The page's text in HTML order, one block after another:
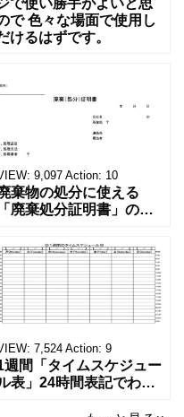
で 色々な場面で使用し
けるはずです。
9,097 Action: 10
棄物の処分に使える
「廃棄処分証明書」の無
ーカーの代理店、回収業
へおすすめ！(Excel・
・PDF)正しく廃棄
れたことを証明する書
「廃棄処分証明書」の
テンプレートです。 量販
や家電メーカーの代理
、回収
7,524 Action: 9
週間「タイムスケジュー
表」24時間表記でわか